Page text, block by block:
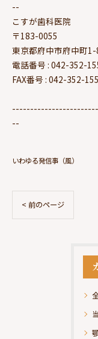
--
こすが歯科医院
〒183-0055
東京都府中市府中町
電話番号 : 042-352-
FAX番号 : 042-352-
--
いわゆる発信事（風）
< 前のページ